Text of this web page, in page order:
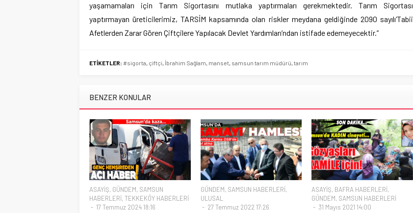
yaşamamaları için Tarım Sigortasını mutlaka yaptırmaları gerekmektedir. Tarım Sigortası
yaptırmayan üreticilerimiz, TARSİM kapsamında olan riskler meydana geldiğinde 2090 sayılı‘Tabii
Afetlerden Zarar Gören Çiftçilere Yapılacak Devlet Yardımları’ndan istifade edemeyecektir.”
ETİKETLER: #sigorta, çiftçi, İbrahim Sağlam, manset, samsun tarım müdürü, tarım
BENZER KONULAR
ASAYİŞ, GÜNDEM, SAMSUN
HABERLERİ, TEKKEKÖY HABERLERİ
17 Temmuz 2024 18:16
GÜNDEM, SAMSUN HABERLERİ,
ULUSAL
27 Temmuz 2022 17:26
ASAYİŞ, BAFRA HABERLERİ,
GÜNDEM, SAMSUN HABERLERİ
31 Mayıs 2021 14:00